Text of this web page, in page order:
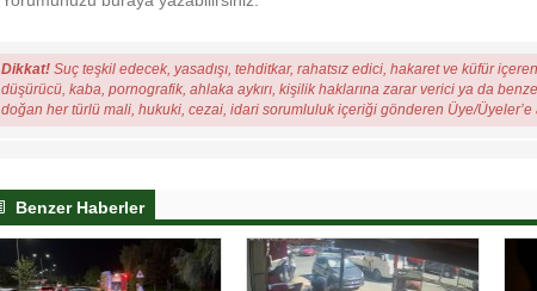
Dikkat! Suç teşkil edecek, yasadışı, tehditkar, rahatsız edici, hakaret ve küfür
düşürücü, kaba, pornografik, ahlaka aykırı, kişilik haklarına zarar verici ya da
doğan her türlü mali, hukuki, cezai, idari sorumluluk içeriği gönderen Üye/Üyeler’e
Benzer Haberler